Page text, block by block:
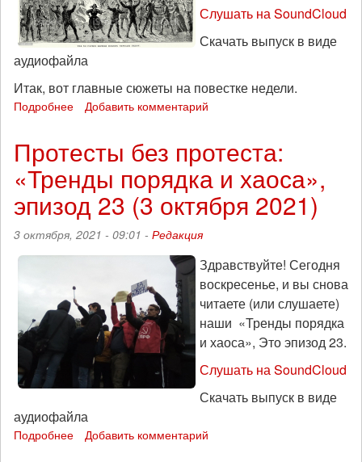
Слушать на SoundCloud
Скачать выпуск в виде
аудиофайла
Итак, вот главные сюжеты на повестке недели.
Подробнее
тюрьмы:
порядка
и
хаоса»,
эпизод
24
октября
2021)
Добавить комментарий
Протесты без протеста:
«Тренды порядка и хаоса»,
эпизод 23 (3 октября 2021)
3 октября, 2021 - 09:01 - Редакция
Здравствуйте! Сегодня
воскресенье, и вы снова
читаете (или слушаете)
наши «Тренды порядка
и хаоса», Это эпизод 23.
Слушать на SoundCloud
Скачать выпуск в виде
аудиофайла
Подробнее Добавить комментарий